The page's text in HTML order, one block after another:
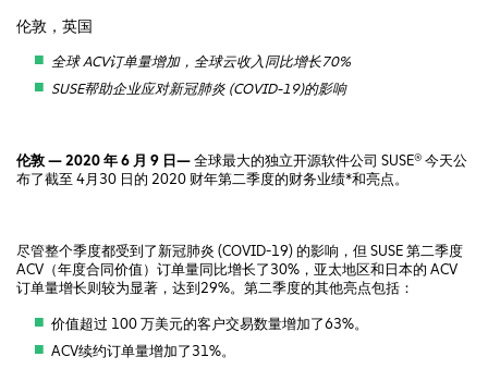
伦敦，英国
全球ACV订单量增加，全球云收入同比增长70%
SUSE帮助企业应对新冠肺炎 (COVID-19)的影响
伦敦 — 2020 年 6 月 9 日— 全球最大的独立开源软件公司 SUSE® 今天公
布了截至 4月30 日的 2020 财年第二季度的财务业绩*和亮点。
尽管整个季度都受到了新冠肺炎 (COVID-19) 的影响，但 SUSE 第二季度
ACV（年度合同价值）订单量同比增长了30%，亚太地区和日本的 ACV
订单量增长则较为显著，达到29%。第二季度的其他亮点包括：
价值超过 100 万美元的客户交易数量增加了63%。
ACV续约订单量增加了31%。